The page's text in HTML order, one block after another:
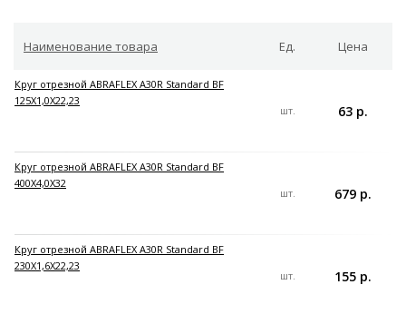
Наименование товара Ед. Цена
Круг отрезной ABRAFLEX A30R Standard BF
125X1,0X22,23
шт. 63 р.
Круг отрезной ABRAFLEX A30R Standard BF
400X4,0X32
шт. 679 р.
Круг отрезной ABRAFLEX A30R Standard BF
230X1,6X22,23
шт. 155 р.